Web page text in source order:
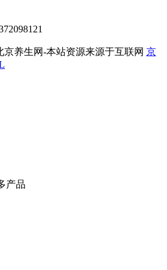
京养生网-本站资源来源于互联网 京
产品